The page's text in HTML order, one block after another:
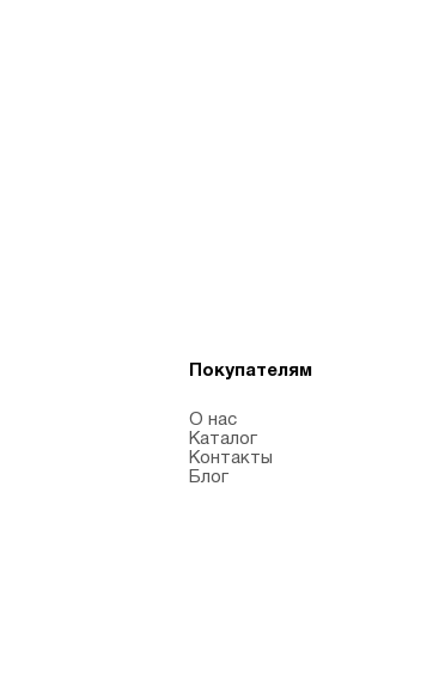
Покупателям
О нас
Каталог
Контакты
Блог